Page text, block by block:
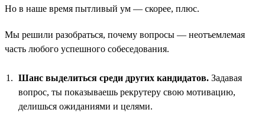
Но в наше время пытливый ум — скорее, плюс.
Мы решили разобраться, почему вопросы — неотъемлемая
часть любого успешного собеседования.
Шанс выделиться среди других кандидатов. Задавая
вопрос, ты показываешь рекрутеру свою мотивацию,
делишься ожиданиями и целями.